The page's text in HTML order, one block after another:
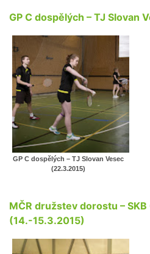
GP C dospělých – TJ Slovan
GP C dospělých – TJ Slovan Vesec
(22.3.2015)
MČR družstev dorostu –
(14.-15.3.2015)